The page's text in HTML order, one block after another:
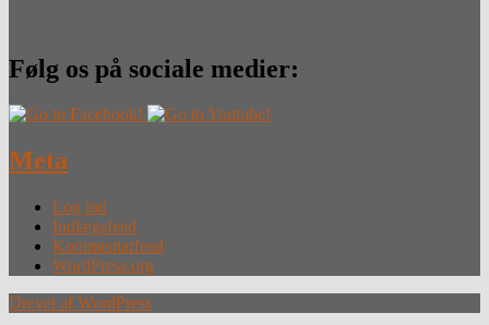
Følg os på sociale medier:
Meta
Log ind
Indlægsfeed
Kommentarfeed
WordPress.org
Drevet af WordPress